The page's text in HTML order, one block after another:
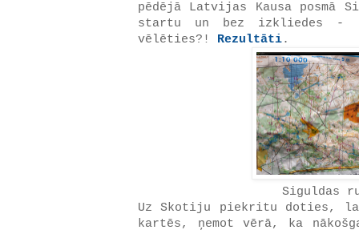
pēdējā Latvijas Kausa posmā
startu un bez izkliedes -
vēlēties?!
Rezultāti.
Siguldas
Uz Skotiju piekritu doties,
kartēs, ņemot vērā, ka